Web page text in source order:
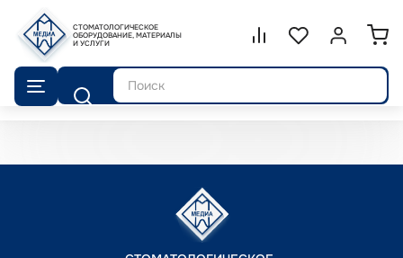
СТОМАТОЛОГИЧЕСКОЕ
ОБОРУДОВАНИЕ, МАТЕРИАЛЫ
И УСЛУГИ
Сравнение.
СписокВойти или
Поиск